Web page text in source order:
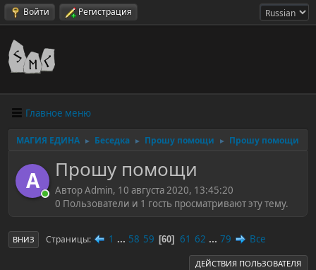
Войти Регистрация
Главное меню
МАГИЯ ЕДИНА ► Беседка ► Прошу помощи ► Прошу помощи
A Прошу помощи
Автор Admin, 10 августа 2020, 13:45:20
0 Пользователи и 1 гость просматривают эту тему.
ВНИЗ Страницы 1 ... 58 59 60 61 62 ... 79 Все
ДЕЙСТВИЯ ПОЛЬЗОВАТЕЛЯ